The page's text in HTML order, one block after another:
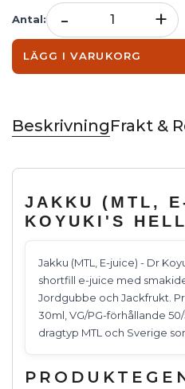
Antal: - +
LÄGG I VARUKORG
BeskrivningFrakt &
JAKKU (MTL,
KOYUKI'S
Jakku (MTL, E-juice) - Dr
shortfill e-juice med
Jordgubbe och Jackfrukt.
30ml, VG/PG-förhållande
dragtyp MTL och Sverige